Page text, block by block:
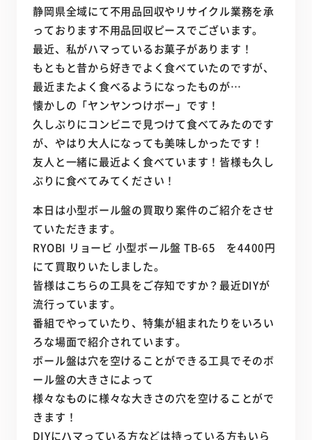
静岡県全域にて不用品回収やリサイクル業務を承
っております不用品回収ピースでございます。
最近、私がハマっているお菓子があります！
もともと昔から好きでよく食べていたのですが、
最近またよく食べるようになったものが…
懐かしの「ヤンヤンつけボー」です！
久しぶりにコンビニで見つけて食べてみたのです
が、やはり大人になっても美味しかったです！
友人と一緒に最近よく食べています！皆様も久し
ぶりに食べてみてください！
本日は小型ボール盤の買取り案件のご紹介をさせ
ていただきます。
RYOBI リョービ 小型ボール盤 TB-65 を4400円
にて買取りいたしました。
皆様はこちらの工具をご存知ですか？最近DIYが
流行っています。
番組でやっていたり、特集が組まれたりをいろい
ろな場面で紹介されています。
ボール盤は穴を空けることができる工具でそのボ
ール盤の大きさによって
様々なものに様々な大きさの穴を空けることがで
きます！
DIYにハマっている方などは持っている方もいら